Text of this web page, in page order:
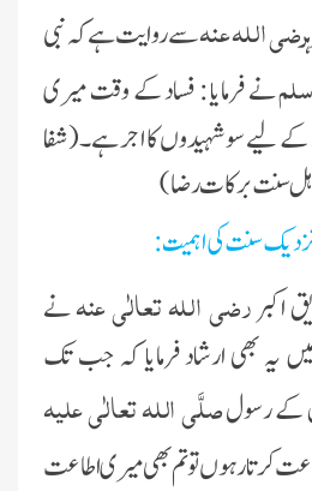
رضی اللہ عنہسے روایت ہے کہ نبی
نے فرمایا : فساد کے وقت میری
لیے سوشہیدوں کا اجر ہے۔( شفا
سنت کی اہمیت :
رضی اللہ تعالٰی عنہنے
یہ بھی ارشاد فرمایا کہ جب تک
کے رسولصلَّی اللہ تعالٰی علیہ
کرتا رہوں تو تم بھی میری اطاعت